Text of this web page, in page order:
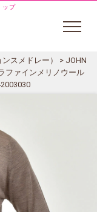
ップ
スメドレー）
> JOHN
ファインメリノウール